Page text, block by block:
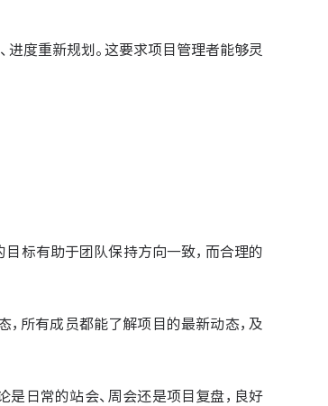
进度重新规划。这要求项目管理者能够灵
标有助于团队保持方向一致，而合理的
所有成员都能了解项目的最新动态，及
日常的站会、周会还是项目复盘，良好